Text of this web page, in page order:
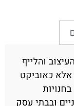
והלייף
אלא כאוביקט
ובבתי עסק